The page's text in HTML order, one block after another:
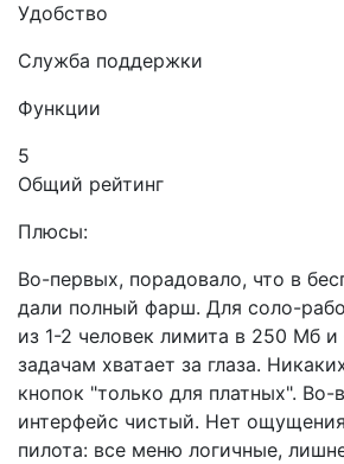
Удобство
Служба поддержки
Функции
5
Общий рейтинг
Плюсы:
Во-первых, порадовало, что в
дали полный фарш. Для соло-
из 1-2 человек лимита в 250 Мб и
задачам хватает за глаза.
кнопок "только для платных". Во-
интерфейс чистый. Нет
пилота: все меню логичные,